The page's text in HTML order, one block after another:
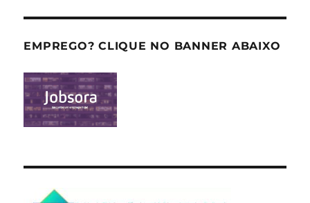
EMPREGO? CLIQUE NO BANNER ABAIXO